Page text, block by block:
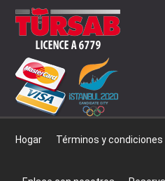
Hogar Términos y condiciones